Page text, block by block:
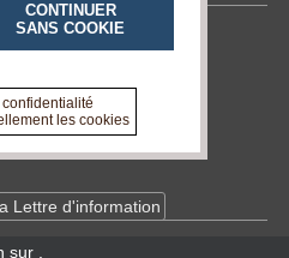
Lettre d'information
sur
CONTINUER
SANS COOKIE
les cookies